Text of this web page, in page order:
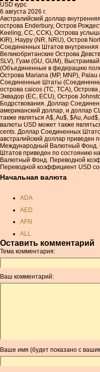
USD курс
6 августа 2026 г.
Австралийский доллар
острова Enderbury, Остров
Keeling, CC, CCK), Острова
KIR), Науру (NR, NRU), Остров
Соединенных Штатов внутренняя
Великобританские Острова
SLV), Гуам (GU, GUM),
(Объединенные в федерацию
Острова Mariana (MP, MNP), Palau
Соединенные Штаты
острова caicos (TC, TCA),
Эквадор (EC, ECU), Остров
Бодрствования. Доллар
американский доллар, и доллар
также являться A$, Au$, $Au,
валюты USD может также
cents. Доллар Соединенных
австралийский доллар приведен
Международный Валютный Фонд.
Штатов приведен по состоянию
Валютный Фонд. Переводной
Переводной коэффициент USD
Начальная валюта
ADA
AED
AFN
ALL
AMD
ANC
ANG
AOA
AUR
AWG
Оставить комментарий
Тема комментария:
Ваш комментарий:
Ваше имя (будет показано с